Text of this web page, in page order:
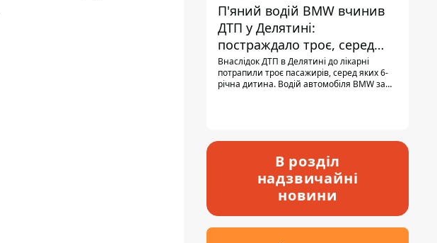
П'яний водій BMW вчинив
ДТП у Делятині:
постраждало троє, серед
них - дитина
Внаслідок ДТП в Делятині до лікарні
потрапили троє пасажирів, серед яких 6-
річна дитина. Водій автомобіля BMW за
В розділ
надзвичайні
новини